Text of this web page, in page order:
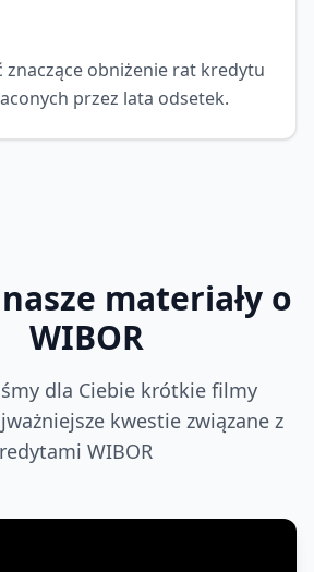
znaczące obniżenie rat kredytu
przez lata odsetek.
materiały o
WIBOR
dla Ciebie krótkie filmy
kwestie związane z
WIBOR